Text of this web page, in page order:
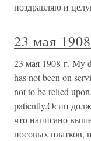
поздравляю и
23 мая
23 мая 1908 г. My
has not been on
not to be relied
patiently.Осип
что написано
носовых платков,